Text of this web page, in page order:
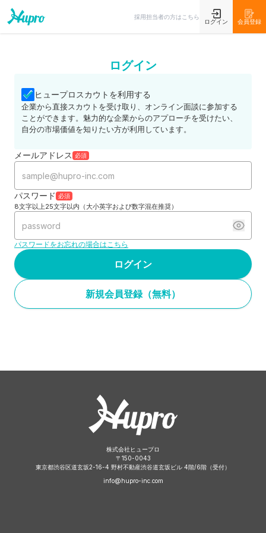
採用担当者の方はこちら
ログイン 会員登録
ログイン
ヒュープロスカウトを利用する
企業から直接スカウトを受け取り、オンライン面談に参加する
ことができます。魅力的な企業からのアプローチを受けたい、
自分の市場価値を知りたい方が利用しています。
メールアドレス 必須
パスワード 必須
8文字以上25文字以内（大小英字および数字混在推奨）
パスワードをお忘れの場合はこちら
ログイン
新規会員登録（無料）
株式会社ヒュープロ
〒 150-0043
東京都渋谷区道玄坂2-16-4 野村不動産渋谷道玄坂ビル 4階/6階（受付）
info@hupro-inc.com